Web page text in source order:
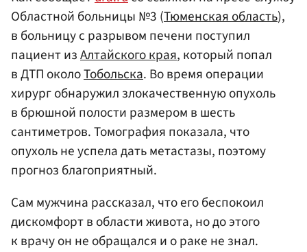
Областной больницы №3 (Тюменская область),
в больницу с разрывом печени поступил
пациент изАлтайского края, который попал
в ДТП околоТобольска. Во время операции
хирург обнаружил злокачественную опухоль
в брюшной полости размером в шесть
сантиметров. Томография показала, что
опухоль не успела дать метастазы, поэтому
прогноз благоприятный.
Сам мужчина рассказал, что его беспокоил
дискомфорт в области живота, но до этого
к врачу он не обращался и о раке не знал.